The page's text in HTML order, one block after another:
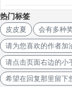
热门标签
皮皮夏 会有多种
请为您喜欢的作
请点击页面右边
希望在回复那里